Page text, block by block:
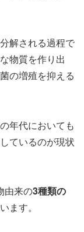
解される過程で
物質を作り出
の増殖を抑える
年代においても
ているのが現状
由来の3種類の
ます。